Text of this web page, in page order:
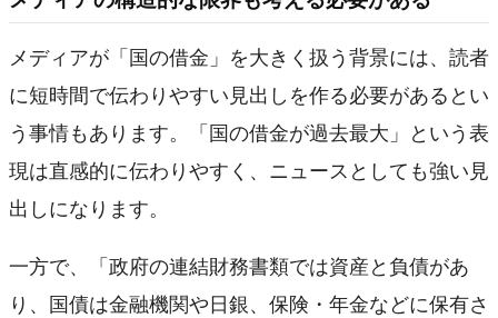
メディアが「国の借金」を大きく扱う背景には、読者
に短時間で伝わりやすい見出しを作る必要があるとい
う事情もあります。「国の借金が過去最大」という表
現は直感的に伝わりやすく、ニュースとしても強い見
出しになります。
一方で、「政府の連結財務書類では資産と負債があ
り、国債は金融機関や日銀、保険・年金などに保有さ